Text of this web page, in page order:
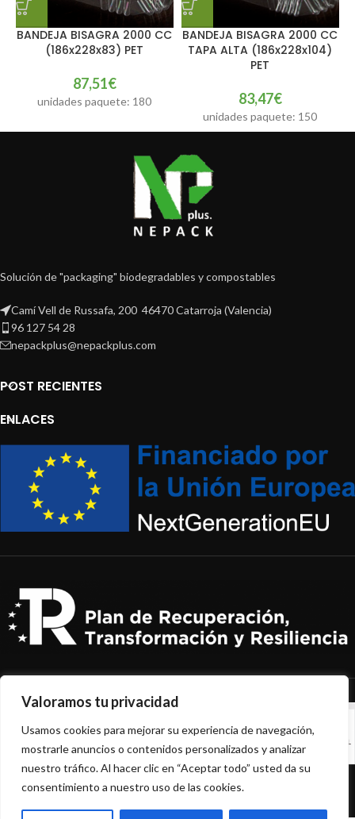
Valoramos tu privacidad
Usamos cookies para mejorar su experiencia de navegación,
mostrarle anuncios o contenidos personalizados y analizar
nuestro tráfico. Al hacer clic en “Aceptar todo” usted da su
consentimiento a nuestro uso de las cookies.
BANDEJA BISAGRA 2000 CC
(186x228x83) PET
87,51€
unidades paquete: 180
BANDEJA BISAGRA 2000 CC
TAPA ALTA (186x228x104)
PET
83,47€
unidades paquete: 150
Solución de "packaging" biodegradables y compostables
Camí Vell de Russafa, 200 46470 Catarroja (Valencia)
96 127 54 28
nepackplus@nepackplus.com
POST RECIENTES
ENLACES
NEPACKPLUS2022 CREATED BY HADBOS.